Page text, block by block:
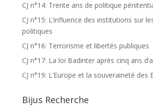
CJ n°14: Trente ans de politique
CJ n°15: L’influence des institutions sur
politiques
CJ n°16: Terrorisme et libertés publiques
CJ n°17: La loi Badinter après cinq ans
CJ n°19: L’Europe et la souveraineté des
Bijus Recherche